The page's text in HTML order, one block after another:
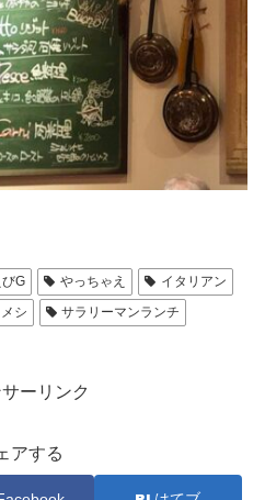
びG やっちゃえ
イタリアン
シ
サラリーマンランチ
ーリンク
アする